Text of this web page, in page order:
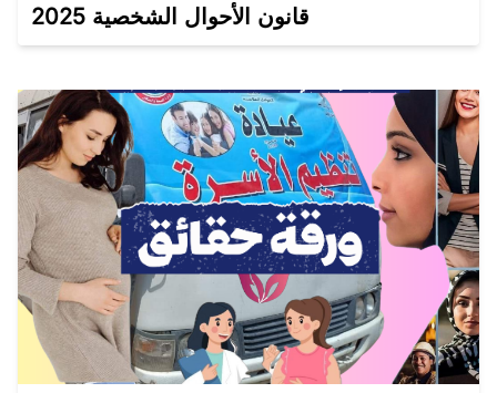
قانون الأحوال الشخصية 2025